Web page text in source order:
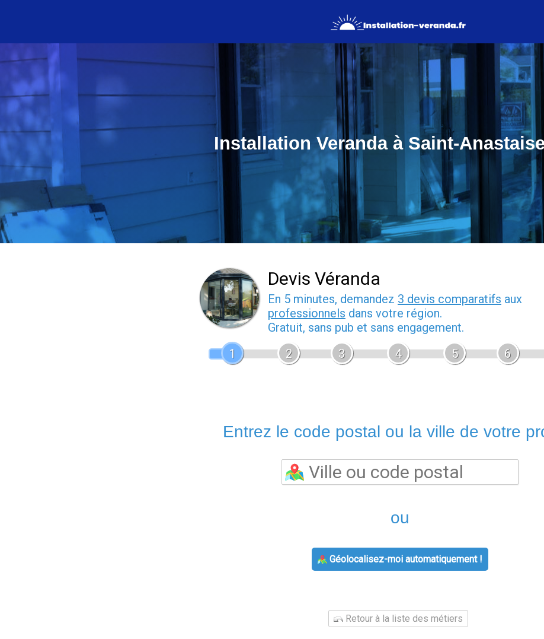
Installation Veranda à Saint-
Devis Véranda
En 5 minutes, demandez 3 devis comparatifs aux
professionnels dans votre région.
Gratuit, sans pub et sans engagement.
1
2 3 4 5 6
Entrez le code postal ou la ville de votre
ou
Géolocalisez-moi automatiquement !
Retour à la liste des métiers